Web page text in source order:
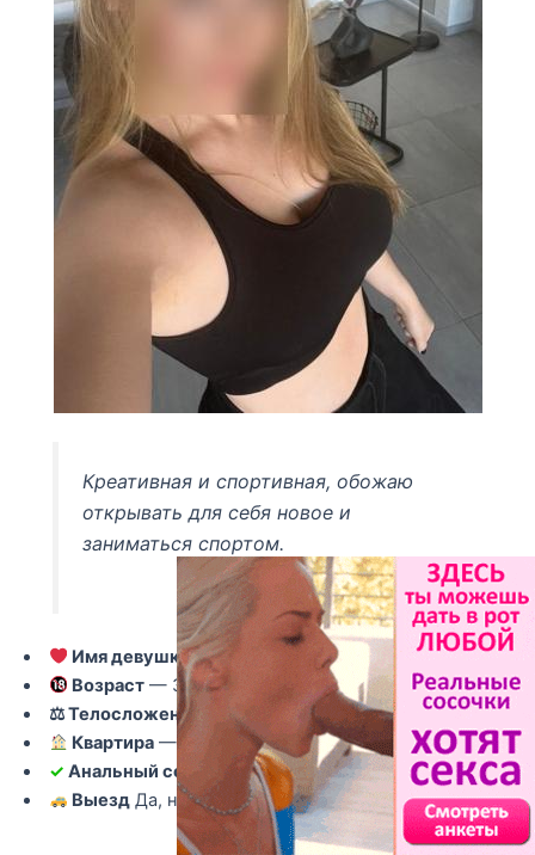
Креативная и спортивная, обожаю
открывать для себя новое и
заниматься спортом.
Имя девушки— Зоя
Возраст — 36
⚖ Телосложение— Обычное
Квартира — Есть
✓ Анальный секс
— возможен
Выезд Да, но такси за Ваш счет